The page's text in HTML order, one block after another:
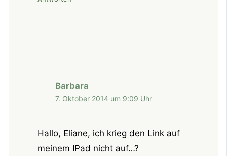
Barbara
7. Oktober 2014 um 9:09 Uhr
Hallo, Eliane, ich krieg den Link auf
meinem IPad nicht auf…?